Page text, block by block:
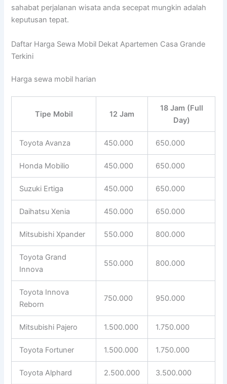
sahabat perjalanan wisata anda secepat mungkin adalah
keputusan tepat.
Daftar Harga Sewa Mobil Dekat Apartemen Casa Grande
Terkini
Harga sewa mobil harian
Tipe Mobil 12 Jam
18 Jam (Full
Day)
Toyota Avanza 450.000 650.000
Honda Mobilio 450.000 650.000
Suzuki Ertiga 450.000 650.000
Daihatsu Xenia 450.000 650.000
Mitsubishi Xpander 550.000 800.000
Toyota Grand
Innova
550.000 800.000
Toyota Innova
Reborn
750.000 950.000
Mitsubishi Pajero 1.500.000 1.750.000
Toyota Fortuner 1.500.000 1.750.000
Toyota Alphard 2.500.000 3.500.000